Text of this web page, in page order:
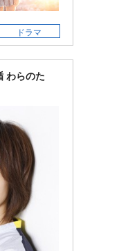
ドラマ
わらのた